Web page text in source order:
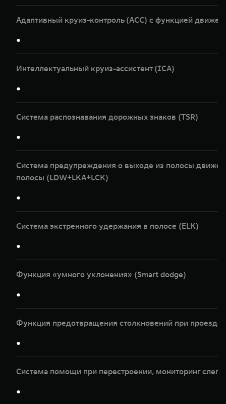
Адаптивный круиз-контроль (ACC) с функцией
●
Интеллектуальный круиз-ассистент (ICA)
●
Система распознавания дорожных знаков (TSR)
●
Система предупреждения о выходе из полосы
полосы (LDW+LKA+LCK)
●
Система экстренного удержания в полосе (ELK)
●
Функция «умного уклонения» (Smart dodge)
●
Функция предотвращения столкновений при проезде
●
Система помощи при перестроении, мониторинг
●